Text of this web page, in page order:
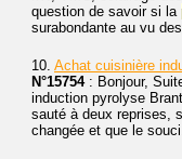
question de savoir si la
surabondante au vu
10. Achat cuisinière
N°15754: Bonjour,
induction pyrolyse
sauté à deux reprises,
changée et que le